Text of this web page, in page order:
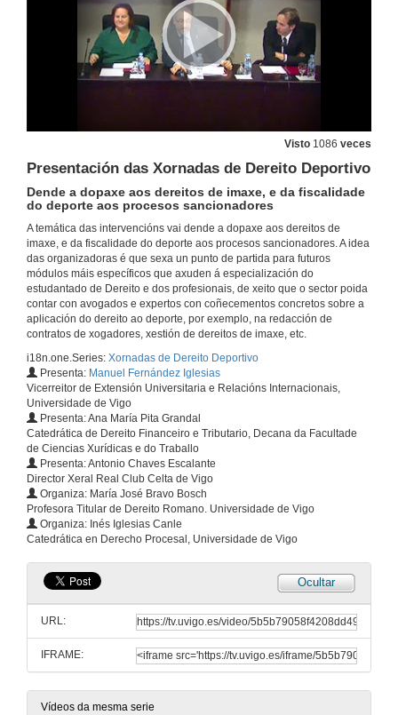
Visto 1086 veces
Presentación das Xornadas de Dereito Deportivo
Dende a dopaxe aos dereitos de imaxe, e da fiscalidade
do deporte aos procesos sancionadores
A temática das intervencións vai dende a dopaxe aos dereitos de
imaxe, e da fiscalidade do deporte aos procesos sancionadores. A idea
das organizadoras é que sexa un punto de partida para futuros
módulos máis específicos que axuden á especialización do
estudantado de Dereito e dos profesionais, de xeito que o sector poida
contar con avogados e expertos con coñecementos concretos sobre a
aplicación do dereito ao deporte, por exemplo, na redacción de
contratos de xogadores, xestión de dereitos de imaxe, etc.
i18n.one.Series: Xornadas de Dereito Deportivo
Presenta: Manuel Fernández Iglesias
Vicerreitor de Extensión Universitaria e Relacións Internacionais,
Universidade de Vigo
Presenta: Ana María Pita Grandal
Catedrática de Dereito Financeiro e Tributario, Decana da Facultade
de Ciencias Xurídicas e do Traballo
Presenta: Antonio Chaves Escalante
Director Xeral Real Club Celta de Vigo
Organiza: María José Bravo Bosch
Profesora Titular de Dereito Romano. Universidade de Vigo
Organiza: Inés Iglesias Canle
Catedrática en Derecho Procesal, Universidade de Vigo
Ocultar
URL:
IFRAME:
Vídeos da mesma serie